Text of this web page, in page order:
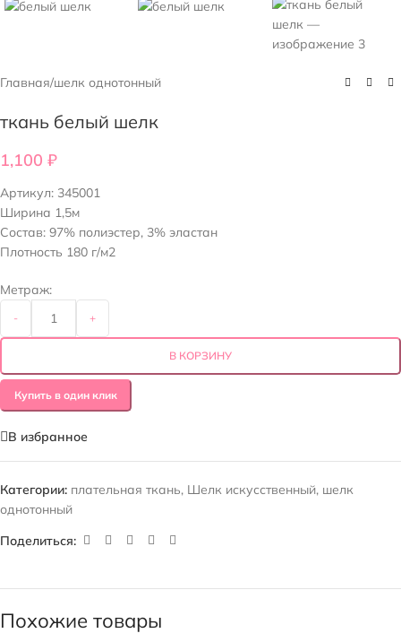
Главная/шелк однотонный
ткань белый шелк
1,100 ₽
Артикул: 345001
Ширина 1,5м
Состав: 97% полиэстер, 3% эластан
Плотность 180 г/м2
Метраж:
- +
В КОРЗИНУ
Купить в один клик
В избранное
Категории: плательная ткань, Шелк искусственный, шелк
однотонный
Поделиться:
Похожие товары